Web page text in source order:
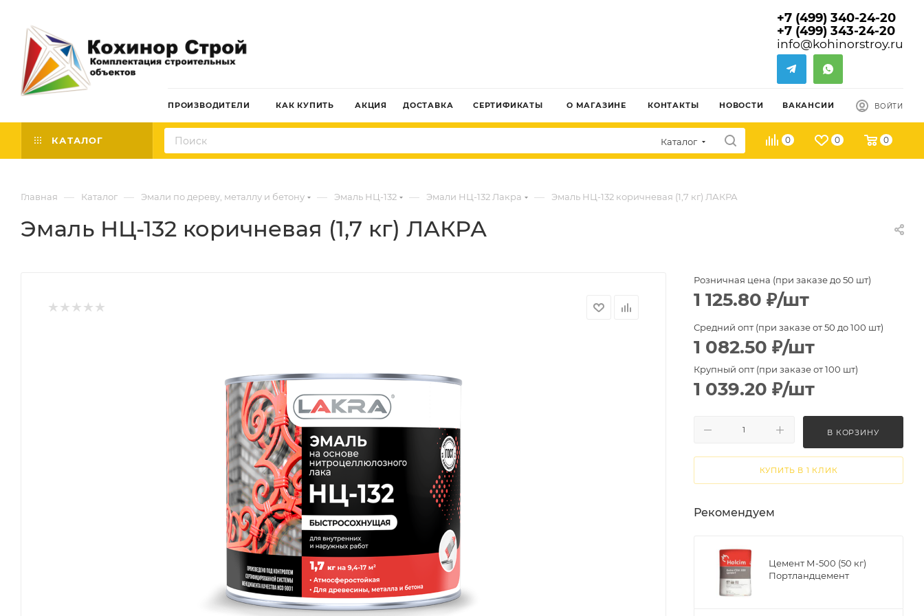
+7 (499) 340-24-20
+7 (499) 343-24-20
info@kohinorstroy.ru
ПРОИЗВОДИТЕЛИ КАК КУПИТЬ АКЦИЯ ДОСТАВКА СЕРТИФИКАТЫ О МАГАЗИНЕ КОНТАКТЫ НОВОСТИ ВАКАНСИИ ВОЙТИ
КАТАЛОГ Каталог 0 0 0
Главная — Каталог — Эмали по дереву, металлу и бетону — Эмаль НЦ-132 — Эмали НЦ-132 Лакра — Эмаль НЦ-132 коричневая (1,7 кг) ЛАКРА
Эмаль НЦ-132 коричневая (1,7 кг) ЛАКРА
Розничная цена (при заказе до 50 шт)
1 125.80 ₽/шт
Средний опт (при заказе от 50 до 100 шт)
1 082.50 ₽/шт
Крупный опт (при заказе от 100 шт)
1 039.20 ₽/шт
В КОРЗИНУ
КУПИТЬ В 1 КЛИК
Рекомендуем
Цемент М-500 (50 кг)
Портландцемент